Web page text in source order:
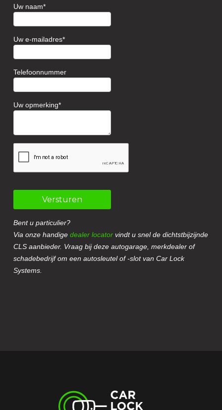
Uw naam
Uw e-mailadres
Telefoonnummer
Uw opmerking
Versturen
Bent u particulier?
Via onze handigedealer locator vindt u snel de dichtstbijzijnde
CLS aanbieder. Vraag bij deze autogarage, merkdealer of
schadebedrijf om een autosleutel of -slot van Car Lock
Systems.